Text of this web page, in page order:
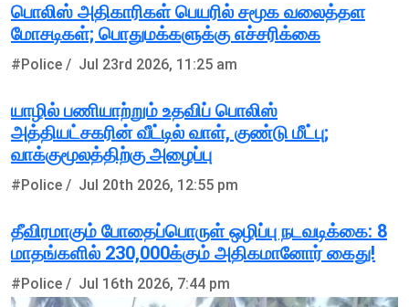
பொலிஸ் அதிகாரிகள் பெயரில் சமூக வலைத்தள
மோசடிகள்; பொதுமக்களுக்கு எச்சரிக்கை
#Police / Jul 23rd 2026, 11:25 am
யாழில் பணியாற்றும் உதவிப் பொலிஸ்
அத்தியட்சகரின் வீட்டில் வாள், குண்டு மீட்பு;
வாக்குமூலத்திற்கு அழைப்பு
#Police / Jul 20th 2026, 12:55 pm
தீவிரமாகும் போதைப்பொருள் ஒழிப்பு நடவடிக்கை: 8
மாதங்களில் 230,000க்கும் அதிகமானோர் கைது!
#Police / Jul 16th 2026, 7:44 pm